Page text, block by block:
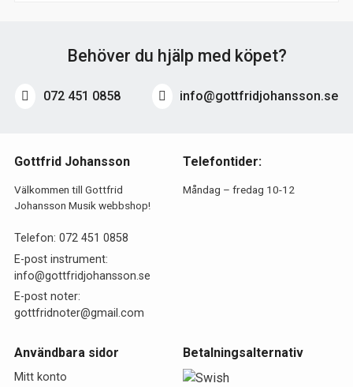
Behöver du hjälp med köpet?
072 451 0858 info@gottfridjohansson.se
Gottfrid Johansson
Välkommen till Gottfrid
Johansson Musik webbshop!
Telefon: 072 451 0858
E-post instrument:
info@gottfridjohansson.se
E-post noter:
gottfridnoter@gmail.com
Telefontider:
Måndag – fredag 10-12
Användbara sidor
Mitt konto
Betalningsalternativ